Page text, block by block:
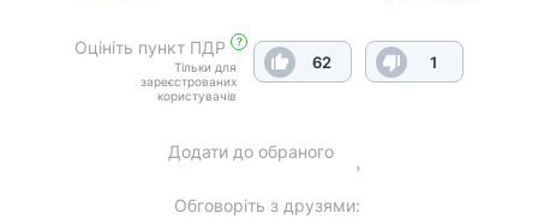
Оцініть пункт ПДР ?
Тільки для
зареєстрованих
користувачів
62 1
Додати до обраного
Обговоріть з друзями: